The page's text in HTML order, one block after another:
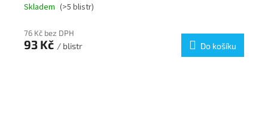
Skladem (>5 blistr)
76 Kč bez DPH
93 Kč / blistr Do košíku